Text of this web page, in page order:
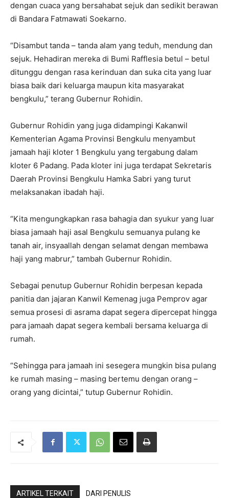
dengan cuaca yang bersahabat sejuk dan sedikit berawan
di Bandara Fatmawati Soekarno.
“Disambut tanda – tanda alam yang teduh, mendung dan
sejuk. Hehadiran mereka di Bumi Rafflesia betul – betul
ditunggu dengan rasa kerinduan dan suka cita yang luar
biasa baik dari keluarga maupun kita masyarakat
bengkulu,” terang Gubernur Rohidin.
Gubernur Rohidin yang juga didampingi Kakanwil
Kementerian Agama Provinsi Bengkulu menyambut
jamaah haji kloter 1 Bengkulu yang tergabung dalam
kloter 6 Padang. Pada kloter ini juga terdapat Sekretaris
Daerah Provinsi Bengkulu Hamka Sabri yang turut
melaksanakan ibadah haji.
“Kita mengungkapkan rasa bahagia dan syukur yang luar
biasa jamaah haji asal Bengkulu semuanya pulang ke
tanah air, insyaallah dengan selamat dengan membawa
haji yang mabrur,” tambah Gubernur Rohidin.
Sebagai penutup Gubernur Rohidin berpesan kepada
panitia dan jajaran Kanwil Kemenag juga Pemprov agar
semua prosesi di asrama dapat segera dipercepat hingga
para jamaah dapat segera kembali bersama keluarga di
rumah.
“Sehingga para jamaah ini sesegera mungkin bisa pulang
ke rumah masing – masing bertemu dengan orang –
orang yang dicintai,” tutup Gubernur Rohidin.
ARTIKEL TERKAIT DARI PENULIS